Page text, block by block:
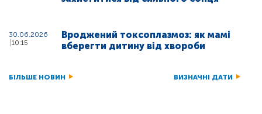
30.06.2026
10:15
Вроджений токсоплазмоз: як мамі
вберегти дитину від хвороби
БІЛЬШЕ НОВИН ВИЗНАЧНІ ДАТИ